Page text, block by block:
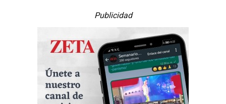
Publicidad